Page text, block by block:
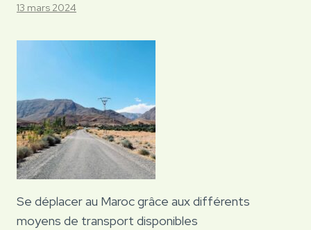
13 mars 2024
Se déplacer au Maroc grâce aux différents
moyens de transport disponibles